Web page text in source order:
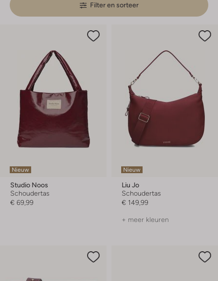
Filter en sorteer
Nieuw
Studio Noos
Schoudertas
€ 69,99
Nieuw
Liu Jo
Schoudertas
€ 149,99
+ meer kleuren